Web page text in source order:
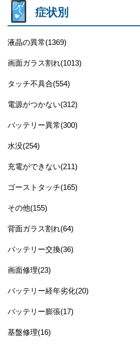
症状別
液晶の異常(1369)
画面ガラス割れ(1013)
タッチ不具合(554)
電源がつかない(312)
バッテリー異常(300)
水没(254)
充電ができない(211)
ゴーストタッチ(165)
その他(155)
背面ガラス割れ(64)
バッテリー交換(36)
画面修理(23)
バッテリー経年劣化(20)
バッテリー膨張(17)
基盤修理(16)